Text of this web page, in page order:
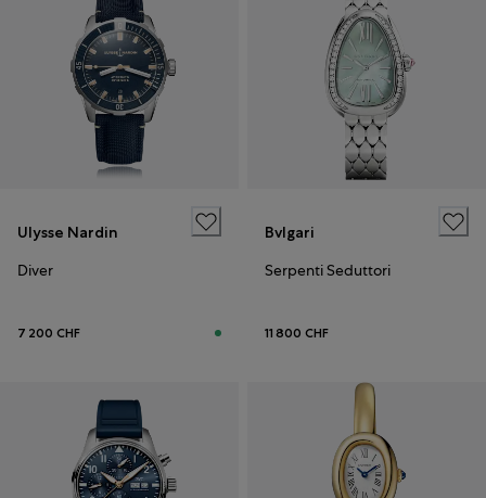
Ulysse Nardin
Diver
7 200 CHF
Bvlgari
Serpenti Seduttori
11 800 CHF